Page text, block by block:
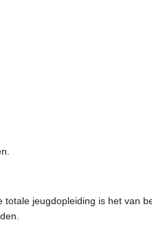
jeugdopleiding is het van